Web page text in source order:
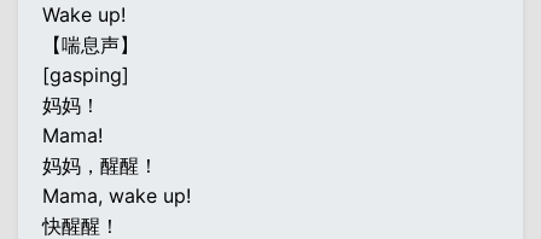
Wake up!
【喘息声】
[gasping]
妈妈！
Mama!
妈妈，醒醒！
Mama, wake up!
快醒醒！